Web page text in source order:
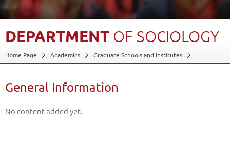
DEPARTMENT OF SOCIOLOGY
Home Page Academics
Graduate Schools and Institutes
General Information
No content added yet.